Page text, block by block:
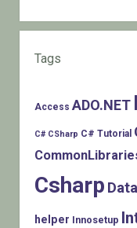
Tags
Access ADO.NET
C# CSharp C# Tutorial
Csharp
helper Innosetup